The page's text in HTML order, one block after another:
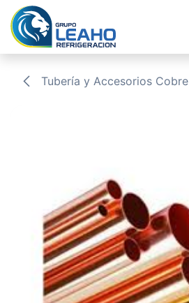
Ir al contenido
Tubería y Accesorios Cobre